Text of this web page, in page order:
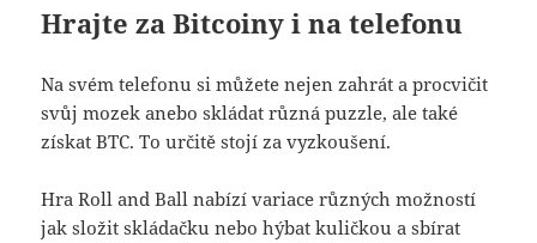
Hrajte za Bitcoiny i na telefonu
Na svém telefonu si můžete nejen zahrát a procvičit
svůj mozek anebo skládat různá puzzle, ale také
získat BTC. To určitě stojí za vyzkoušení.
Hra Roll and Ball nabízí variace různých možností
jak složit skládačku nebo hýbat kuličkou a sbírat